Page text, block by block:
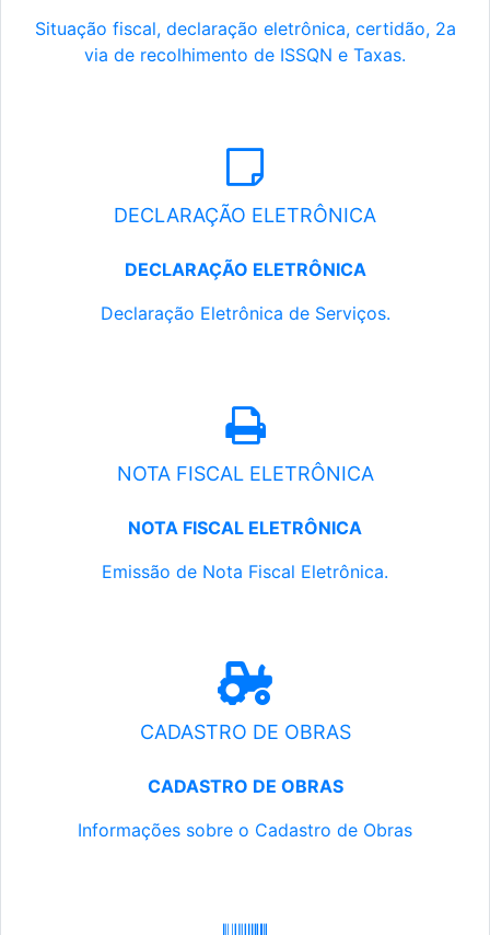
Situação fiscal, declaração eletrônica, certidão, 2a
via de recolhimento de ISSQN e Taxas.
DECLARAÇÃO ELETRÔNICA
DECLARAÇÃO ELETRÔNICA
Declaração Eletrônica de Serviços.
NOTA FISCAL ELETRÔNICA
NOTA FISCAL ELETRÔNICA
Emissão de Nota Fiscal Eletrônica.
CADASTRO DE OBRAS
CADASTRO DE OBRAS
Informações sobre o Cadastro de Obras